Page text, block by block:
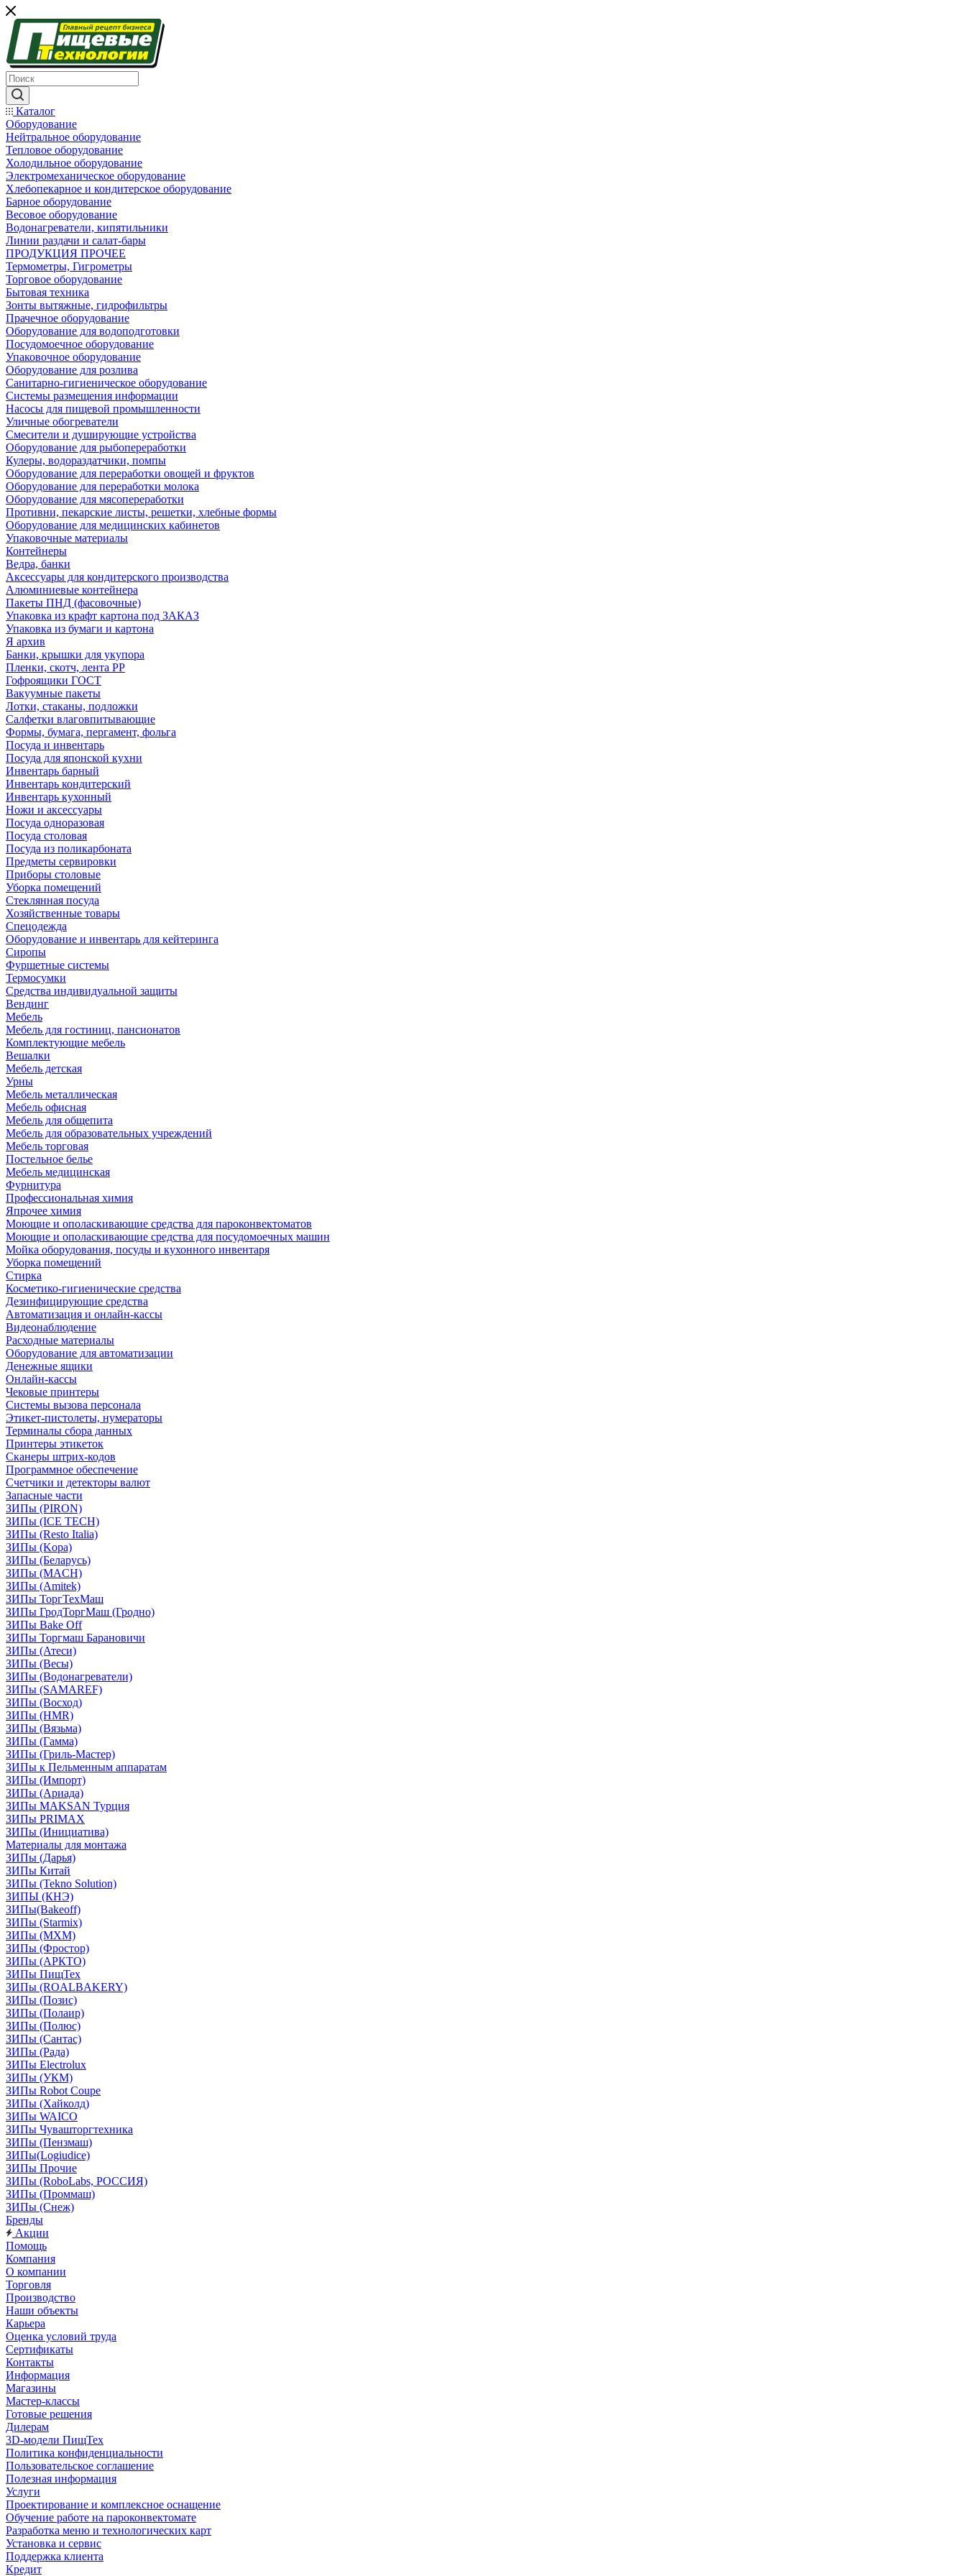
Каталог
Оборудование
Нейтральное оборудование
Тепловое оборудование
Холодильное оборудование
Электромеханическое оборудование
Хлебопекарное и кондитерское оборудование
Барное оборудование
Весовое оборудование
Водонагреватели, кипятильники
Линии раздачи и салат-бары
ПРОДУКЦИЯ ПРОЧЕЕ
Термометры, Гигрометры
Торговое оборудование
Бытовая техника
Зонты вытяжные, гидрофильтры
Прачечное оборудование
Оборудование для водоподготовки
Посудомоечное оборудование
Упаковочное оборудование
Оборудование для розлива
Санитарно-гигиеническое оборудование
Системы размещения информации
Насосы для пищевой промышленности
Уличные обогреватели
Смесители и душирующие устройства
Оборудование для рыбопереработки
Кулеры, водораздатчики, помпы
Оборудование для переработки овощей и фруктов
Оборудование для переработки молока
Оборудование для мясопереработки
Противни, пекарские листы, решетки, хлебные формы
Оборудование для медицинских кабинетов
Упаковочные материалы
Контейнеры
Ведра, банки
Аксессуары для кондитерского производства
Алюминиевые контейнера
Пакеты ПНД (фасовочные)
Упаковка из крафт картона под ЗАКАЗ
Упаковка из бумаги и картона
Я архив
Банки, крышки для укупора
Пленки, скотч, лента РР
Гофроящики ГОСТ
Вакуумные пакеты
Лотки, стаканы, подложки
Салфетки влаговпитывающие
Формы, бумага, пергамент, фольга
Посуда и инвентарь
Посуда для японской кухни
Инвентарь барный
Инвентарь кондитерский
Инвентарь кухонный
Ножи и аксессуары
Посуда одноразовая
Посуда столовая
Посуда из поликарбоната
Предметы сервировки
Приборы столовые
Уборка помещений
Стеклянная посуда
Хозяйственные товары
Спецодежда
Оборудование и инвентарь для кейтеринга
Сиропы
Фуршетные системы
Термосумки
Средства индивидуальной защиты
Вендинг
Мебель
Мебель для гостиниц, пансионатов
Комплектующие мебель
Вешалки
Мебель детская
Урны
Мебель металлическая
Мебель офисная
Мебель для общепита
Мебель для образовательных учреждений
Мебель торговая
Постельное белье
Мебель медицинская
Фурнитура
Профессиональная химия
Япрочее химия
Моющие и ополаскивающие средства для пароконвектоматов
Моющие и ополаскивающие средства для посудомоечных машин
Мойка оборудования, посуды и кухонного инвентаря
Уборка помещений
Стирка
Косметико-гигиенические средства
Дезинфицирующие средства
Автоматизация и онлайн-кассы
Видеонаблюдение
Расходные материалы
Оборудование для автоматизации
Денежные ящики
Онлайн-кассы
Чековые принтеры
Системы вызова персонала
Этикет-пистолеты, нумераторы
Терминалы сбора данных
Принтеры этикеток
Сканеры штрих-кодов
Программное обеспечение
Счетчики и детекторы валют
Запасные части
ЗИПы (PIRON)
ЗИПы (ICE TECH)
ЗИПы (Resto Italia)
ЗИПы (Kopa)
ЗИПы (Беларусь)
ЗИПы (MACH)
ЗИПы (Amitek)
ЗИПы ТоргТехМаш
ЗИПы ГродТоргМаш (Гродно)
ЗИПы Bake Off
ЗИПы Торгмаш Барановичи
ЗИПы (Атеси)
ЗИПы (Весы)
ЗИПы (Водонагреватели)
ЗИПы (SAMAREF)
ЗИПы (Восход)
ЗИПы (HMR)
ЗИПы (Вязьма)
ЗИПы (Гамма)
ЗИПы (Гриль-Мастер)
ЗИПы к Пельменным аппаратам
ЗИПы (Импорт)
ЗИПы (Ариада)
ЗИПы MAKSAN Турция
ЗИПы PRIMAX
ЗИПы (Инициатива)
Материалы для монтажа
ЗИПы (Дарья)
ЗИПы Китай
ЗИПы (Tekno Solution)
ЗИПЫ (КНЭ)
ЗИПы(Bakeoff)
ЗИПы (Starmix)
ЗИПы (МХМ)
ЗИПы (Фростор)
ЗИПы (АРКТО)
ЗИПы ПищТех
ЗИПы (ROALBAKERY)
ЗИПы (Позис)
ЗИПы (Полаир)
ЗИПы (Полюс)
ЗИПы (Сантас)
ЗИПы (Рада)
ЗИПы Electrolux
ЗИПы (УКМ)
ЗИПы Robot Coupe
ЗИПы (Хайколд)
ЗИПы WAICO
ЗИПы Чувашторгтехника
ЗИПы (Пензмаш)
ЗИПы(Logiudice)
ЗИПы Прочие
ЗИПы (RoboLabs, РОССИЯ)
ЗИПы (Проммаш)
ЗИПы (Снеж)
Бренды
Акции
Помощь
Компания
О компании
Торговля
Производство
Наши объекты
Карьера
Оценка условий труда
Сертификаты
Контакты
Информация
Магазины
Мастер-классы
Готовые решения
Дилерам
3D-модели ПищТех
Политика конфиденциальности
Пользовательское соглашение
Полезная информация
Услуги
Проектирование и комплексное оснащение
Обучение работе на пароконвектомате
Разработка меню и технологических карт
Установка и сервис
Поддержка клиента
Кредит